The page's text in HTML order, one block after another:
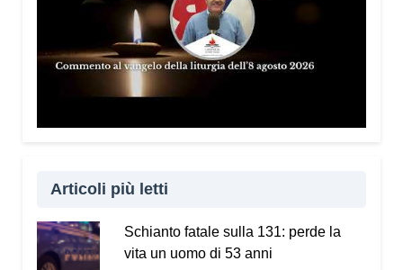
Articoli più letti
Schianto fatale sulla 131: perde la
vita un uomo di 53 anni